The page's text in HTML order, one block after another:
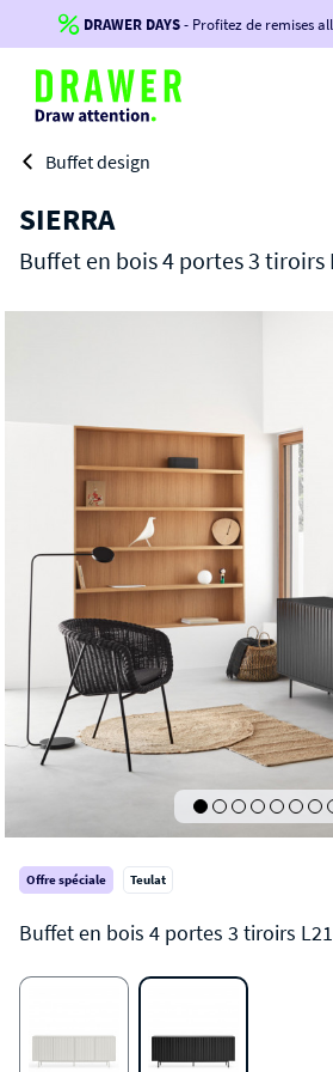
Jusqu'à-100€*sur votre
-voir conditions en bas de
DRAWER DAYS- Profitez de remises
Buffet design
SIERRA
Buffet en bois 4 portes 3 tiroirs
Offre spéciale Teulat
SIERRA
Buffet en bois 4 portes 3 tiroirs